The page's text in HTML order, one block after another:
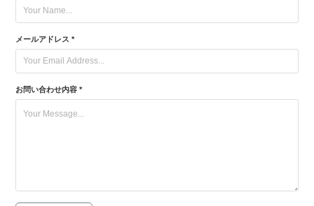
メールアドレス *
お問い合わせ内容 *